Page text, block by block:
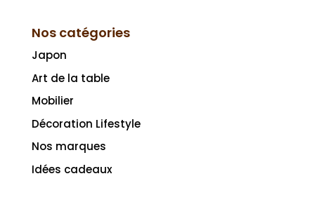
Nos catégories
Japon
Art de la table
Mobilier
Décoration Lifestyle
Nos marques
Idées cadeaux